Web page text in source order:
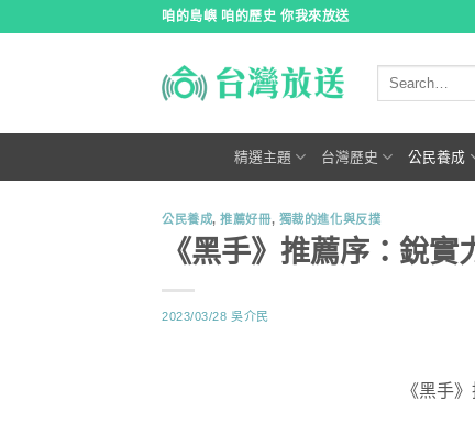
咱的島嶼 咱的歷史 你我來放送
精選主題 台灣歷史 公民養成
公民養成,推薦好冊, 獨裁的進化與反撲
《黑手》推薦序：銳
2023/03/28 吳介民
《黑手